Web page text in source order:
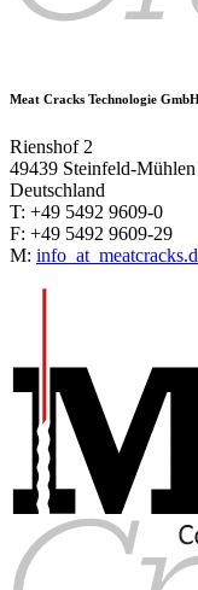
Meat Cracks Technologie
Rienshof 2
49439 Steinfeld-Mühlen
Deutschland
T: +49 5492 9609-0
F: +49 5492 9609-29
M: info _at_